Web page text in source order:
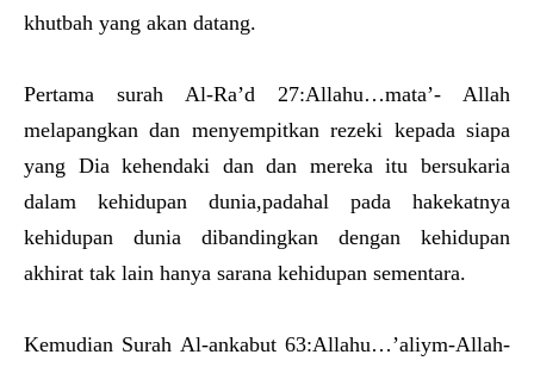
khutbah yang akan datang.
Pertama surah Al-Ra’d 27:Allahu…mata’- Allah
melapangkan dan menyempitkan rezeki kepada siapa
yang Dia kehendaki dan dan mereka itu bersukaria
dalam kehidupan dunia,padahal pada hakekatnya
kehidupan dunia dibandingkan dengan kehidupan
akhirat tak lain hanya sarana kehidupan sementara.
Kemudian Surah Al-ankabut 63:Allahu…’aliym-Allah-